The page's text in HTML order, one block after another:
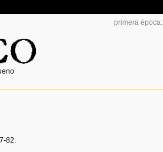
primera época:
82.